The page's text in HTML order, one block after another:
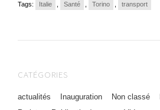
Tags: Italie Santé Torino transport
CATÉGORIES
actualités Inauguration Non classé